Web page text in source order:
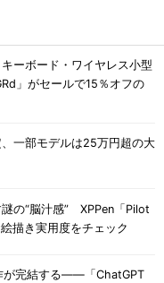
ーボード・ワイヤレス小型
」がセールで15％オフの
一部モデルは25万円超の大
の“脳汁感” XPPen「Pilot
描き実用度をチェック
が完結する――「ChatGPT